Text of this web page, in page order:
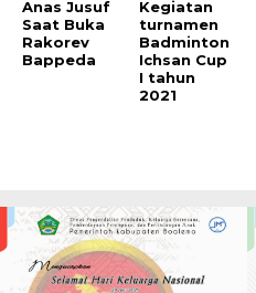
Anas Jusuf
Saat Buka
Rakorev
Bappeda
Kegiatan
turnamen
Badminton
Ichsan Cup
I tahun
2021